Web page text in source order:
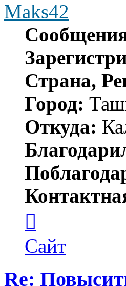
Maks42
Страна,
Город:
Откуда:
пользователя
Maks42
Сайт
Re: